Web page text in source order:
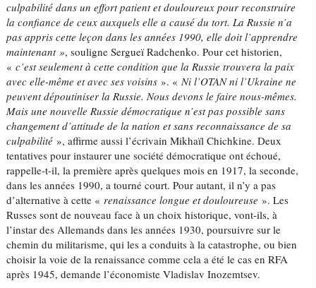
culpabilité dans un effort patient et douloureux pour reconstruire
la confiance de ceux auxquels elle a causé du tort. La Russie n’a
pas appris cette leçon dans les années 1990, elle doit l’apprendre
maintenant », souligne Sergueï Radchenko. Pour cet historien,
«c’est seulement à cette condition que la Russie trouvera la paix
avec elle-même et avec ses voisins ». «Ni l’OTAN ni l’Ukraine ne
peuvent dépoutiniser la Russie. Nous devons le faire nous-mêmes.
Mais une nouvelle Russie démocratique n’est pas possible sans
changement d’attitude de la nation et sans reconnaissance de sa
culpabilité », affirme aussi l’écrivain Mikhaïl Chichkine. Deux
tentatives pour instaurer une société démocratique ont échoué,
rappelle-t-il, la première après quelques mois en 1917, la seconde,
dans les années 1990, a tourné court. Pour autant, il n’y a pas
d’alternative à cette «renaissance longue et douloureuse ». Les
Russes sont de nouveau face à un choix historique, vont-ils, à
l’instar des Allemands dans les années 1930, poursuivre sur le
chemin du militarisme, qui les a conduits à la catastrophe, ou bien
choisir la voie de la renaissance comme cela a été le cas en RFA
après 1945, demande l’économiste Vladislav Inozemtsev.